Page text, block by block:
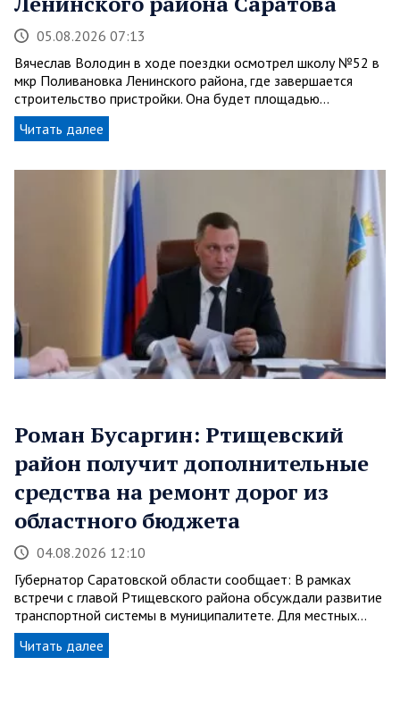
05.08.2026 07:13
Вячеслав Володин в ходе поездки осмотрел школу №52 в
мкр Поливановка Ленинского района, где завершается
строительство пристройки. Она будет площадью…
Читать далее
Роман Бусаргин: Ртищевский
район получит дополнительные
средства на ремонт дорог из
областного бюджета
04.08.2026 12:10
Губернатор Саратовской области сообщает: В рамках
встречи с главой Ртищевского района обсуждали развитие
транспортной системы в муниципалитете. Для местных…
Читать далее